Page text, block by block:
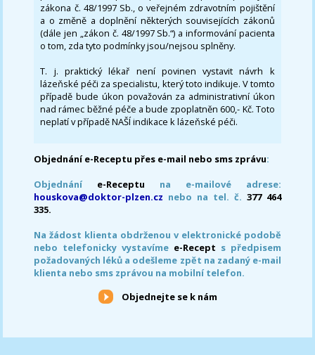
zákona č. 48/1997 Sb., o veřejném zdravotním pojištění
a o změně a doplnění některých souvisejících zákonů
(dále jen „zákon č. 48/1997 Sb.“) a informování pacienta
o tom, zda tyto podmínky jsou/nejsou splněny.
T. j. praktický lékař není povinen vystavit návrh k
lázeňské péči za specialistu, který toto indikuje. V tomto
případě bude úkon považován za administrativní úkon
nad rámec běžné péče a bude zpoplatněn 600,- Kč. Toto
neplatí v případě NAŠÍ indikace k lázeňské péči.
Objednání e-Receptu přes e-mail nebo sms zprávu:
Objednání e-Receptu na e-mailové adrese:
houskova@doktor-plzen.cz nebo na tel. č. 377 464
335.
Na žádost klienta obdrženou v elektronické podobě
nebo telefonicky vystavíme e-Recept s předpisem
požadovaných léků a odešleme zpět na zadaný e-mail
klienta nebo sms zprávou na mobilní telefon.
Objednejte se k nám